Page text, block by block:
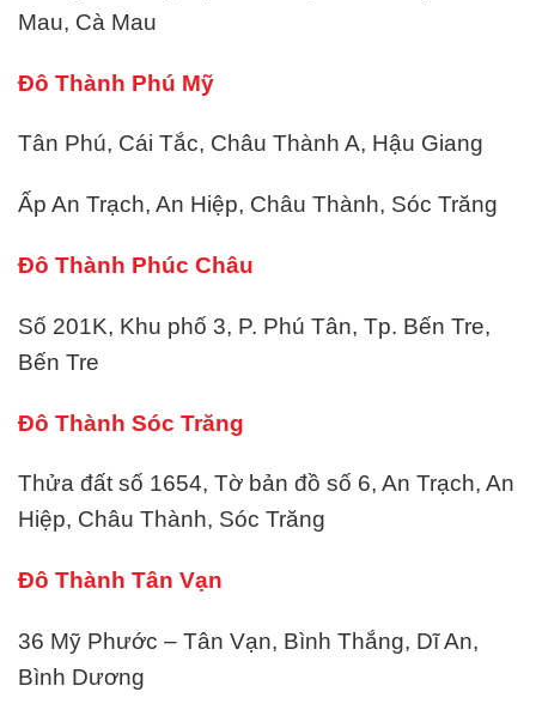
Mau, Cà Mau
Đô Thành Phú Mỹ
Tân Phú, Cái Tắc, Châu Thành A, Hậu Giang
Ấp An Trạch, An Hiệp, Châu Thành, Sóc Trăng
Đô Thành Phúc Châu
Số 201K, Khu phố 3, P. Phú Tân, Tp. Bến Tre,
Bến Tre
Đô Thành Sóc Trăng
Thửa đất số 1654, Tờ bản đồ số 6, An Trạch, An
Hiệp, Châu Thành, Sóc Trăng
Đô Thành Tân Vạn
36 Mỹ Phước – Tân Vạn, Bình Thắng, Dĩ An,
Bình Dương